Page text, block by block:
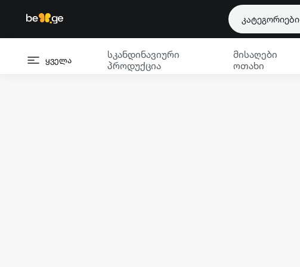
კატეგორიები
ყველა
სკანდინავიური
პროდუქცია
მისაღები
ოთახი